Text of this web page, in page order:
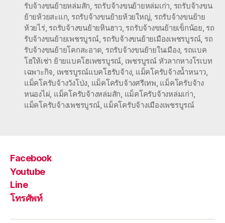
รับจ้างขนย้ายหล่มสัก, รถรับจ้างขนย้ายหล่มเก่า, รถรับจ้างขน
ย้ายห้วยสะแก, รถรับจ้างขนย้ายห้วยใหญ่, รถรับจ้างขนย้าย
ห้วยไร่, รถรับจ้างขนย้ายหินฮาว, รถรับจ้างขนย้ายเข็กน้อย, รถ
รับจ้างขนย้ายเพชรบูรณ์, รถรับจ้างขนย้ายเมืองเพชรบูรณ์, รถ
รับจ้างขนย้ายโคกสะอาด, รถรับจ้างขนย้ายในเมือง, รถแบค
โฮให้เช่า ย้ายแบคโฮเพชรบูรณ์, เพชรบูรณ์ หัวลากหางโรเบท
เฉพาะกิจ, เพชรบูรณ์แบคโฮรับจ้าง, แม็คโครับจ้างน้ำหนาว,
แม็คโครับจ้างวังโป่ง, แม็คโครับจ้างศรีเทพ, แม็คโครับจ้าง
หนองไผ่, แม็คโครับจ้างหล่มสัก, แม็คโครับจ้างหล่มเก่า,
แม็คโครับจ้างเพชรบูรณ์, แม็คโครับจ้างเมืองเพชรบูรณ์
Facebook
Youtube
Line
โทรศัพท์